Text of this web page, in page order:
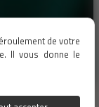
de votre
Il vous donne le